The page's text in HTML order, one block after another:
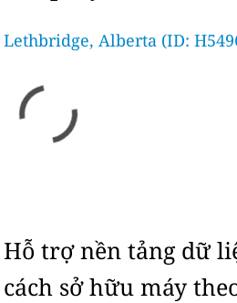
Lethbridge, Alberta (ID:
Hỗ trợ nền tảng dữ
cách sở hữu máy